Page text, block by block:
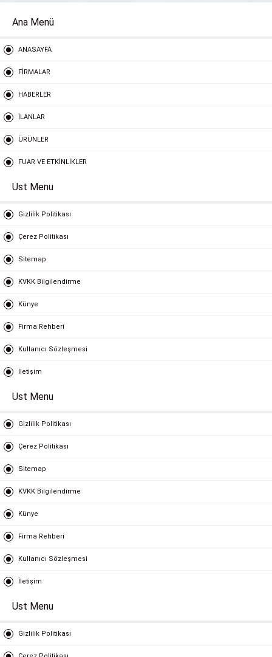
Ana Menü
ANASAYFA
FİRMALAR
HABERLER
İLANLAR
ÜRÜNLER
FUAR VE ETKİNLİKLER
Ust Menu
Gizlilik Politikası
Çerez Politikası
Sitemap
KVKK Bilgilendirme
Künye
Firma Rehberi
Kullanıcı Sözleşmesi
İletişim
Ust Menu
Gizlilik Politikası
Çerez Politikası
Sitemap
KVKK Bilgilendirme
Künye
Firma Rehberi
Kullanıcı Sözleşmesi
İletişim
Ust Menu
Gizlilik Politikası